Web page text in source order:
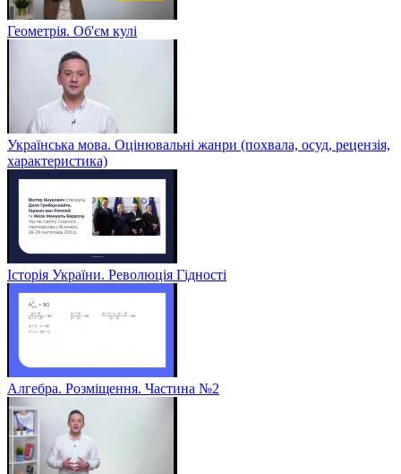
Геометрія. Об'єм кулі
Українська мова. Оцінювальні жанри (похвала, осуд, рецензія,
характеристика)
Історія України. Революція Гідності
Алгебра. Розміщення. Частина №2